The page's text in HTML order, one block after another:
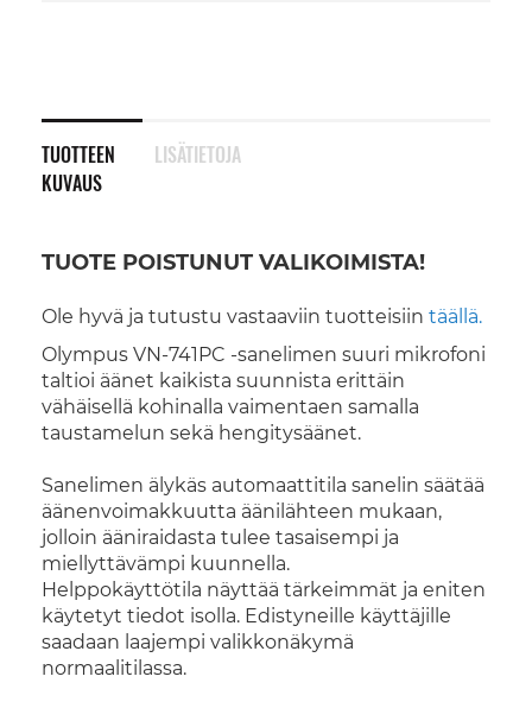
TUOTTEEN
KUVAUS
TUOTE POISTUNUT VALIKOIMISTA!
Ole hyvä ja tutustu vastaaviin tuotteisiin täällä.
Olympus VN-741PC -sanelimen suuri mikrofoni
taltioi äänet kaikista suunnista erittäin
vähäisellä kohinalla vaimentaen samalla
taustamelun sekä hengitysäänet.
Sanelimen älykäs automaattitila sanelin säätää
äänenvoimakkuutta äänilähteen mukaan,
jolloin ääniraidasta tulee tasaisempi ja
miellyttävämpi kuunnella.
Helppokäyttötila näyttää tärkeimmät ja eniten
käytetyt tiedot isolla. Edistyneille käyttäjille
saadaan laajempi valikkonäkymä
normaalitilassa.
LISÄTIETOJA